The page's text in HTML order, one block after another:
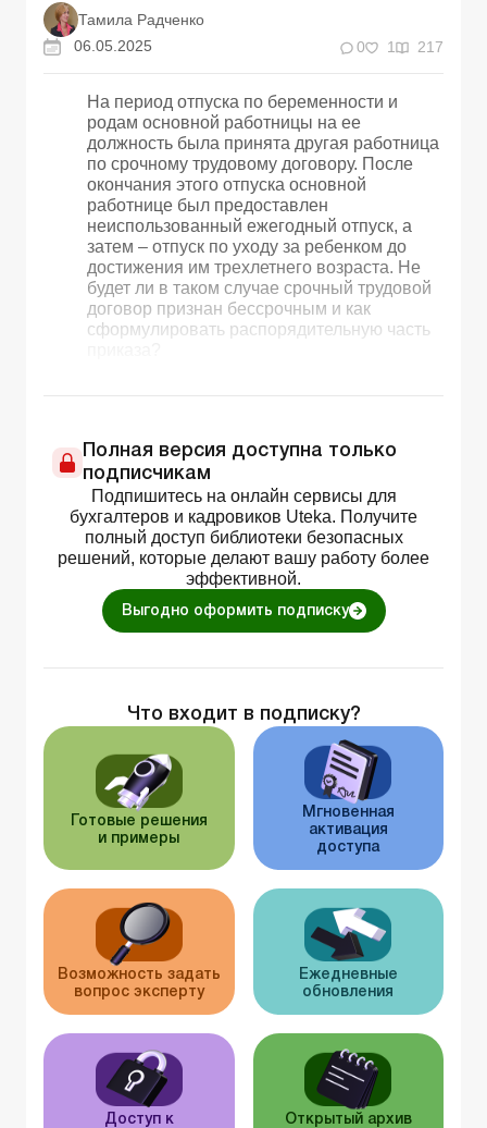
Тамила Радченко
06.05.2025
0 1 217
На период отпуска по беременности и
родам основной работницы на ее
должность была принята другая работница
по срочному трудовому договору. После
окончания этого отпуска основной
работнице был предоставлен
неиспользованный ежегодный отпуск, а
затем – отпуск по уходу за ребенком до
достижения им трехлетнего возраста. Не
будет ли в таком случае срочный трудовой
договор признан бессрочным и как
сформулировать распорядительную часть
Полная версия доступна только
подписчикам
Подпишитесь на онлайн сервисы для
бухгалтеров и кадровиков Uteka. Получите
полный доступ библиотеки безопасных
решений, которые делают вашу работу более
эффективной.
Выгодно оформить подписку
Что входит в подписку?
Готовые решения
и примеры
Мгновенная
активация
доступа
Возможность задать
вопрос эксперту
Ежедневные
обновления
Доступ к
Открытый архив